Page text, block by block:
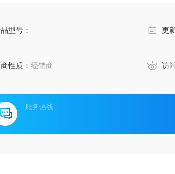
型号： 更
性质：经销商 访
服务热线